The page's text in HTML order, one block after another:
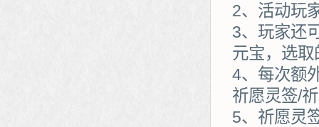
2、活动玩
3、玩家还
元宝，选
4、每次额
祈愿灵签/
5、祈愿灵